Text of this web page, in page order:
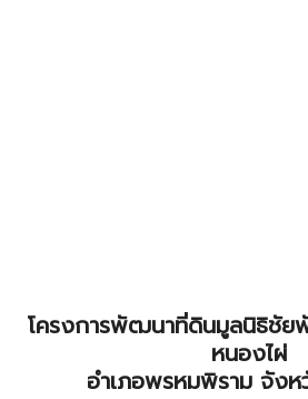
โครงการพัฒนาที่ดินมูลนิธิชั
หนองไผ่
อำเภอพรหมพิราม จัง